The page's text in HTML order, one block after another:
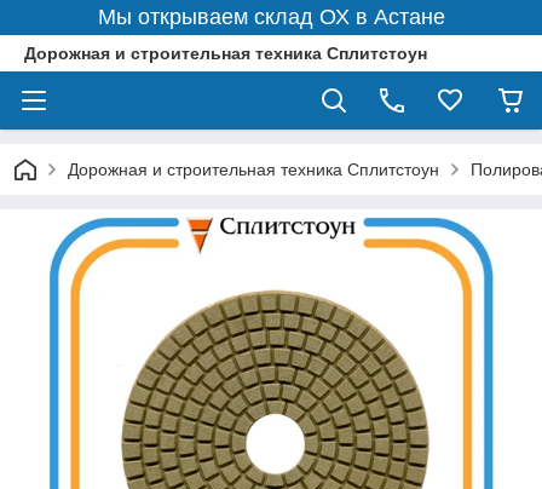
Мы открываем склад ОХ в Астане
Дорожная и строительная техника Сплитстоун
Дорожная и строительная техника Сплитстоун